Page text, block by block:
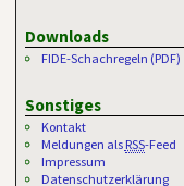
Downloads
FIDE-Schachregeln (PDF)
Sonstiges
Kontakt
Meldungen als RSS-Feed
Impressum
Datenschutzerklärung